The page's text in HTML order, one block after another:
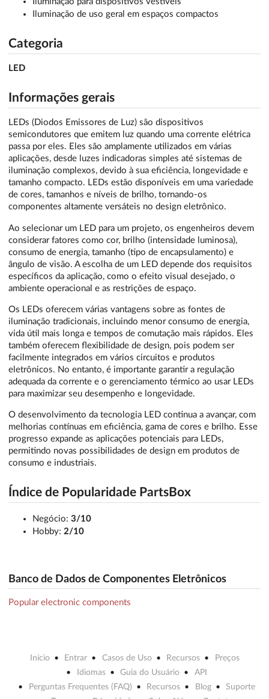
Iluminação de uso geral em espaços compactos
Categoria
LED
Informações gerais
LEDs (Diodos Emissores de Luz) são dispositivos
semicondutores que emitem luz quando uma corrente elétrica
passa por eles. Eles são amplamente utilizados em várias
aplicações, desde luzes indicadoras simples até sistemas de
iluminação complexos, devido à sua eficiência, longevidade e
tamanho compacto. LEDs estão disponíveis em uma variedade
de cores, tamanhos e níveis de brilho, tornando-os
componentes altamente versáteis no design eletrônico.
Ao selecionar um LED para um projeto, os engenheiros devem
considerar fatores como cor, brilho (intensidade luminosa),
consumo de energia, tamanho (tipo de encapsulamento) e
ângulo de visão. A escolha de um LED depende dos requisitos
específicos da aplicação, como o efeito visual desejado, o
ambiente operacional e as restrições de espaço.
Os LEDs oferecem várias vantagens sobre as fontes de
iluminação tradicionais, incluindo menor consumo de energia,
vida útil mais longa e tempos de comutação mais rápidos. Eles
também oferecem flexibilidade de design, pois podem ser
facilmente integrados em vários circuitos e produtos
eletrônicos. No entanto, é importante garantir a regulação
adequada da corrente e o gerenciamento térmico ao usar LEDs
para maximizar seu desempenho e longevidade.
O desenvolvimento da tecnologia LED continua a avançar, com
melhorias contínuas em eficiência, gama de cores e brilho. Esse
progresso expande as aplicações potenciais para LEDs,
permitindo novas possibilidades de design em produtos de
consumo e industriais.
Índice de Popularidade PartsBox
Negócio: 3/10
Hobby: 2/10
Banco de Dados de Componentes Eletrônicos
Popular electronic components
Início Entrar Casos de Uso Recursos
Preços
Idiomas
Guia do Usuário
API
Perguntas Frequentes (FAQ)
Recursos Blog
Suporte